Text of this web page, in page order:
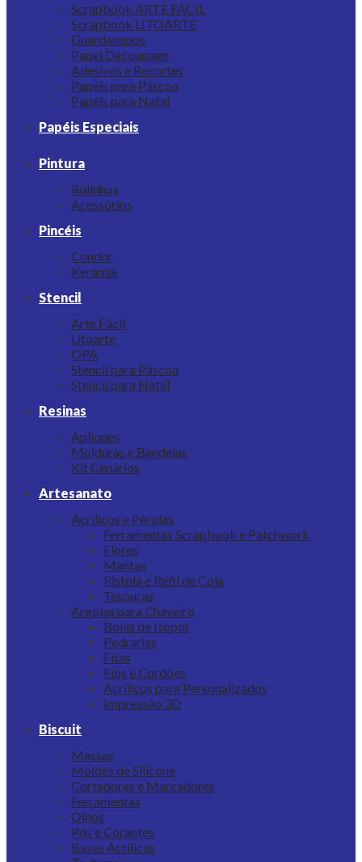
Scrapbook ARTE FÁCIL
Scrapbook LITOARTE
Guardanapos
Papel Decoupage
Adesivos e Recortes
Papéis para Páscoa
Papéis para Natal
Papéis Especiais
Pintura
Rolinhos
Acessórios
Pincéis
Condor
Keramik
Stencil
Arte Fácil
Litoarte
OPA
Stencil para Páscoa
Stencil para Natal
Resinas
Apliques
Molduras e Bandejas
Kit Cenários
Artesanato
Acrílicos e Pérolas
Ferramentas Scrapbook e Patchwork
Flores
Mantas
Pistola e Refil de Cola
Tesouras
Argolas para Chaveiro
Bolas de Isopor
Pedrarias
Fitas
Fios e Cordões
Acrílicos para Personalizados
Impressão 3D
Biscuit
Massas
Moldes de Silicone
Cortadores e Marcadores
Ferramentas
Olhos
Pós e Corantes
Bases Acrílicas